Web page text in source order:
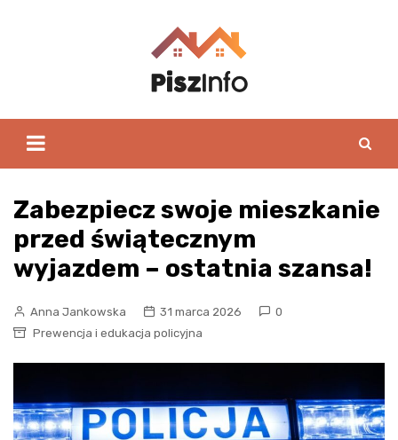
Zabezpiecz swoje mieszkanie
przed świątecznym
wyjazdem – ostatnia szansa!
Anna Jankowska 31 marca 2026
0
Prewencja i edukacja policyjna